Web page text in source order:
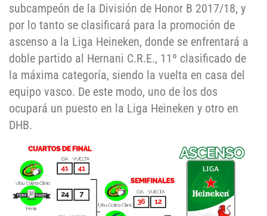
subcampeón de la División de Honor B 2017/18, y
por lo tanto se clasificará para la promoción de
ascenso a la Liga Heineken, donde se enfrentará a
doble partido al Hernani C.R.E., 11º clasificado de
la máxima categoría, siendo la vuelta en casa del
equipo vasco. De este modo, uno de los dos
ocupará un puesto en la Liga Heineken y otro en
DHB.